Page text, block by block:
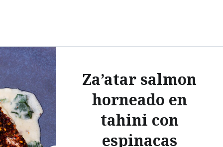
Za’atar salmon
horneado en
tahini con
espinacas